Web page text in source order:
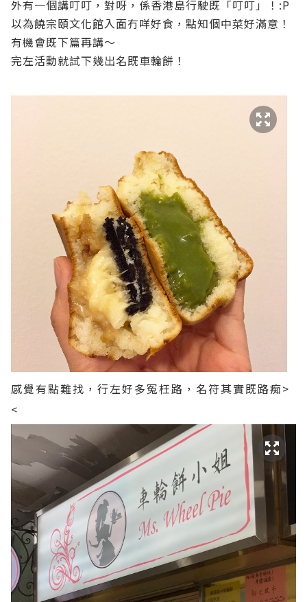
外有一個講叮叮，對呀，係香港島行駛既「叮叮」！:P
以為饒宗頤文化館入面冇咩好食，點知個中菜好滿意！
有機會既下篇再講～
完左活動就試下幾出名既車輪餅！
感覺有點難找，行左好多冤枉路，名符其實既路痴>
<